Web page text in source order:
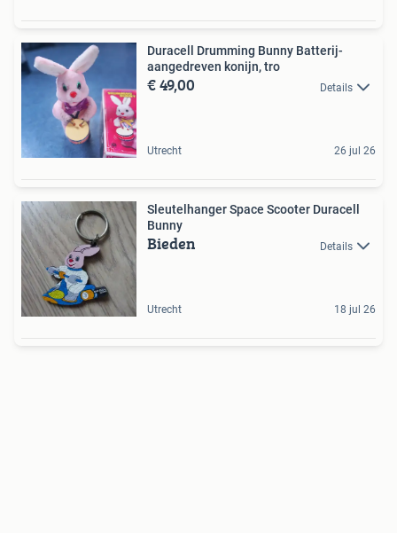
Duracell Drumming Bunny Batterij-
aangedreven konijn, tro
€ 49,00 Details
Utrecht 26 jul 26
Sleutelhanger Space Scooter Duracell
Bunny
Bieden Details
Utrecht 18 jul 26